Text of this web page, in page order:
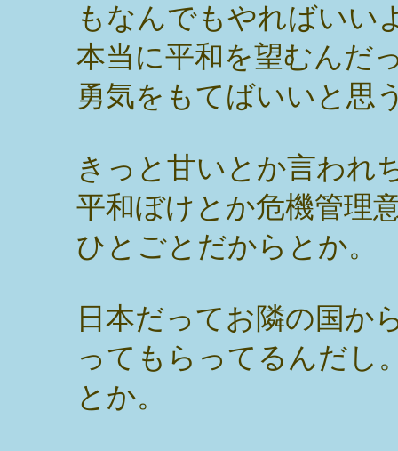
もなんでもやればいい
本当に平和を望むんだ
勇気をもてばいいと思
きっと甘いとか言われ
平和ぼけとか危機管理
ひとごとだからとか。
日本だってお隣の国か
ってもらってるんだし
とか。